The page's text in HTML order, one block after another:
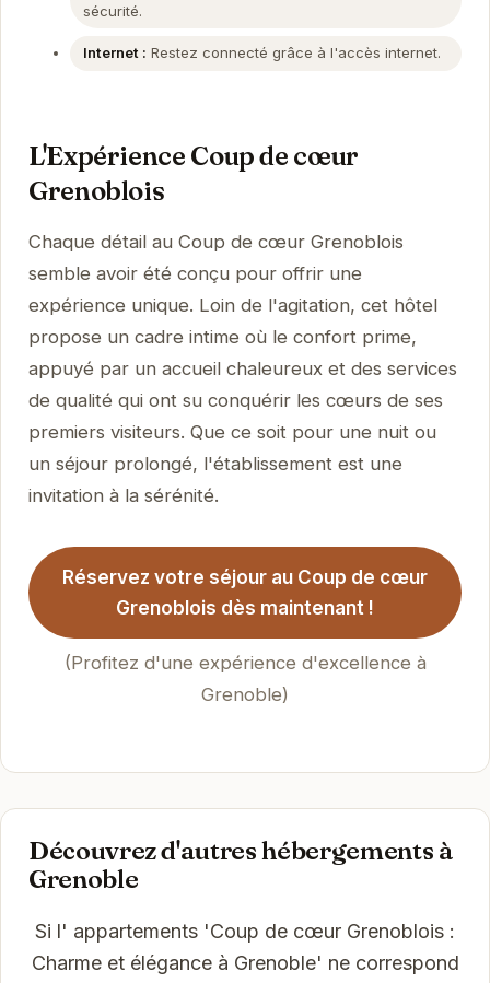
sécurité.
Internet : Restez connecté grâce à l'accès internet.
L'Expérience Coup de cœur
Grenoblois
Chaque détail au Coup de cœur Grenoblois
semble avoir été conçu pour offrir une
expérience unique. Loin de l'agitation, cet hôtel
propose un cadre intime où le confort prime,
appuyé par un accueil chaleureux et des services
de qualité qui ont su conquérir les cœurs de ses
premiers visiteurs. Que ce soit pour une nuit ou
un séjour prolongé, l'établissement est une
invitation à la sérénité.
Réservez votre séjour au Coup de cœur
Grenoblois dès maintenant !
(Profitez d'une expérience d'excellence à
Grenoble)
Découvrez d'autres hébergements à
Grenoble
Si l' appartements 'Coup de cœur Grenoblois :
Charme et élégance à Grenoble' ne correspond